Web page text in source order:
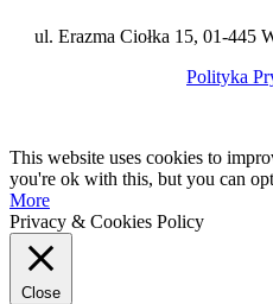
ul. Erazma Ciołka 15, 01-445
Polityka
This website uses cookies to
you're ok with this, but you can
More
Privacy & Cookies Policy
Close